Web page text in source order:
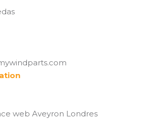
web Aveyron Londres